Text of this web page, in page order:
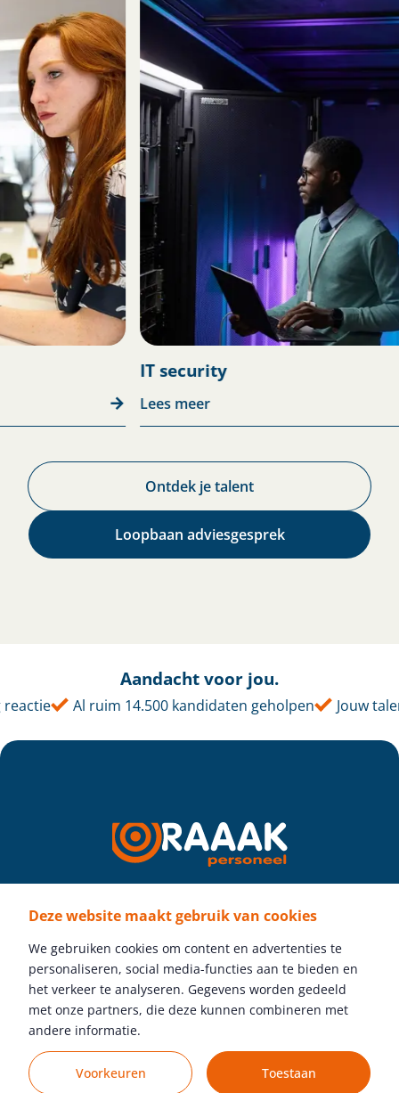
Deze website maakt gebruik van cookies
We gebruiken cookies om content en advertenties te
personaliseren, social media-functies aan te bieden en
het verkeer te analyseren. Gegevens worden gedeeld
met onze partners, die deze kunnen combineren met
andere informatie.
Voorkeuren Toestaan
Ontdek je talent​
Loopbaan adviesgesprek
Aandacht voor jou.
Al ruim 14.500 kandidaten geholpen Jouw
Volg ons
Gratis vacature plaatsen